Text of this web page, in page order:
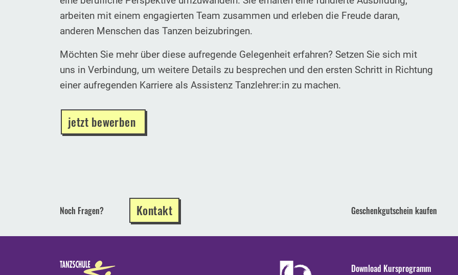
arbeiten mit einem engagierten Team zusammen und erleben die Freude daran,
anderen Menschen das Tanzen beizubringen.
Möchten Sie mehr über diese aufregende Gelegenheit erfahren? Setzen Sie sich mit
uns in Verbindung, um weitere Details zu besprechen und den ersten Schritt in Richtung
einer aufregenden Karriere als Assistenz Tanzlehrer:in zu machen.
jetzt bewerben
Noch Fragen? Kontakt Geschenkgutschein kaufen
Download Kursprogramm